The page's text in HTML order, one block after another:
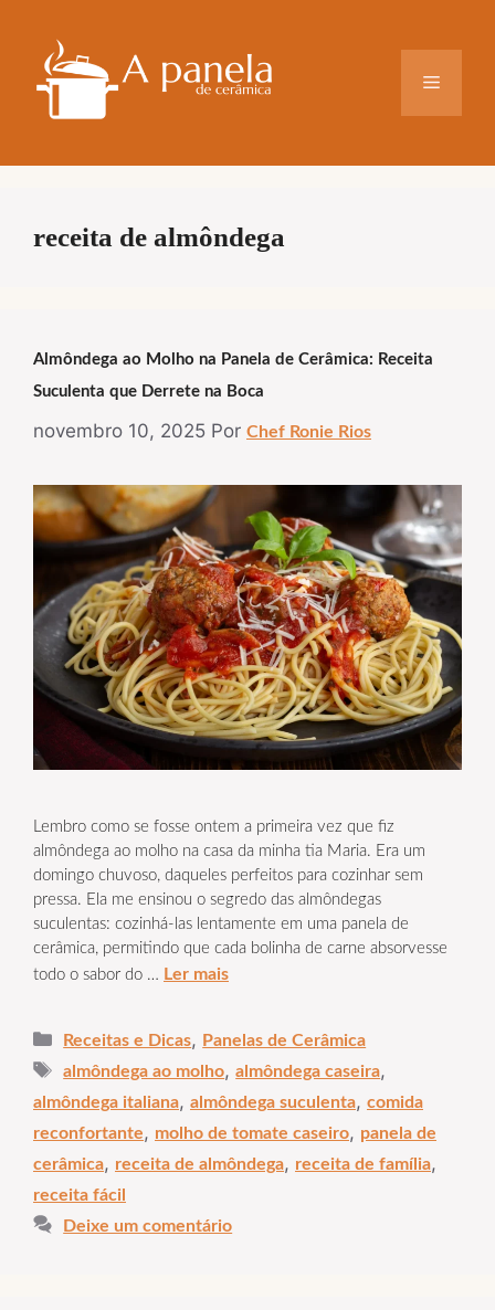
conteúdo
Menu
receita de almôndega
Almôndega ao Molho na Panela de Cerâmica: Receita
Suculenta que Derrete na Boca
novembro 10, 2025 Por Chef Ronie Rios
Lembro como se fosse ontem a primeira vez que fiz
almôndega ao molho na casa da minha tia Maria. Era um
domingo chuvoso, daqueles perfeitos para cozinhar sem
pressa. Ela me ensinou o segredo das almôndegas
suculentas: cozinhá-las lentamente em uma panela de
cerâmica, permitindo que cada bolinha de carne absorvesse
todo o sabor do … Ler mais
Categorias
Receitas e Dicas, Panelas de Cerâmica
Tags
almôndega ao molho,almôndega caseira,
almôndega italiana, almôndega suculenta, comida
reconfortante, molho de tomate caseiro, panela de
cerâmica, receita de almôndega, receita de família,
receita fácil
Deixe um comentário